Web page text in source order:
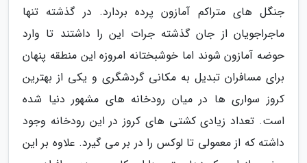
جنگل های متراکم آمازون پرده بردارد. در گذشته تنها
ماجراجویان از جان گذشته جرات این را داشتند تا وارد
حوضه آمازون شوند اما خوشبختانه امروزه این منطقه پنهان
برای مسافران تبدیل به مکانی گردشگری و یکی از بهترین
کروز سواری ها در میان رودخانه های مشهور دنیا شده
است. تعداد زیادی کشتی های کروز در این رودخانه وجود
داشته که از معمولی تا لوکس را در بر می گیرد. علاوه بر این